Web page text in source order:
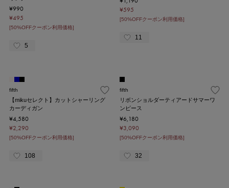
¥990
¥495
[50%OFFクーポン利用価格]
5
¥595
[50%OFFクーポン利用価格]
11
fifth
【mikuセレクト】カットシャーリング
カーディガン
¥4,580
¥2,290
[50%OFFクーポン利用価格]
108
fifth
リボンショルダーティアードサマーワ
ンピース
¥6,180
¥3,090
[50%OFFクーポン利用価格]
32